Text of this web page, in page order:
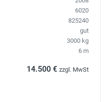
6020
825240
gut
3000 kg
6 m
14.500 € zzgl. MwSt